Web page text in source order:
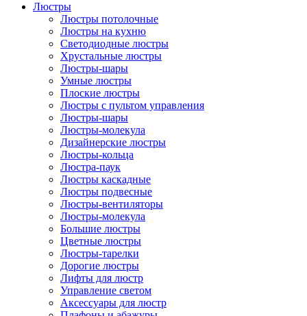
Люстры
Люстры потолочные
Люстры на кухню
Светодиодные люстры
Хрустальные люстры
Люстры-шары
Умные люстры
Плоские люстры
Люстры с пультом управления
Люстры-шары
Люстры-молекула
Дизайнерские люстры
Люстры-кольца
Люстра-паук
Люстры каскадные
Люстры подвесные
Люстры-вентиляторы
Люстры-молекула
Большие люстры
Цветные люстры
Люстры-тарелки
Дорогие люстры
Лифты для люстр
Управление светом
Аксессуары для люстр